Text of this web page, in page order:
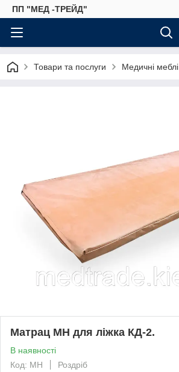
ПП "МЕД -ТРЕЙД"
Товари та послуги Медичні меблі
Матрац MH для ліжка КД-2.
В наявності
Код: МН
Роздріб